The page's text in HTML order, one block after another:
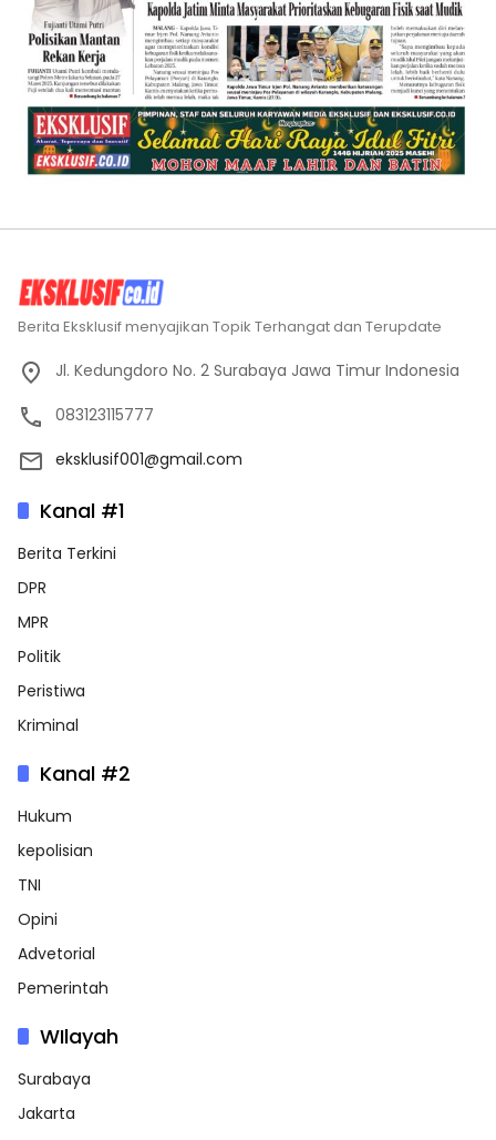
Berita Eksklusif menyajikan Topik Terhangat dan Terupdate
Jl. Kedungdoro No. 2 Surabaya Jawa Timur Indonesia
083123115777
eksklusif001@gmail.com
Kanal #1
Berita Terkini
DPR
MPR
Politik
Peristiwa
Kriminal
Kanal #2
Hukum
kepolisian
TNI
Opini
Advetorial
Pemerintah
WIlayah
Surabaya
Jakarta